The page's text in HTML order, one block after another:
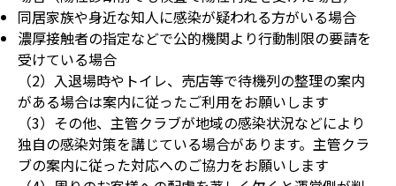
同居家族や身近な知人に感染が疑われる方がいる場合
濃厚接触者の指定などで公的機関より行動制限の要請を
受けている場合
（2）入退場時やトイレ、売店等で待機列の整理の案内
がある場合は案内に従ったご利用をお願いします
（3）その他、主管クラブが地域の感染状況などにより
独自の感染対策を講じている場合があります。主管クラ
ブの案内に従った対応へのご協力をお願いします